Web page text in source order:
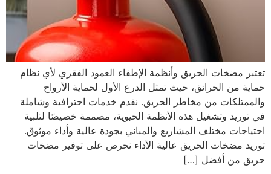
تعتبر مضخات الحريق وأنظمة الإطفاء العمود الفقري لأي نظام
حماية من الحرائق، حيث تمثل الدرع الأول لحماية الأرواح
والممتلكات من مخاطر الحريق. نقدم خدمات احترافية وشاملة
في توريد وتشغيل هذه الأنظمة الحيوية، مصممة خصيصًا لتلبية
احتياجات مختلف المشاريع والمباني بجودة عالية وأداء موثوق.
توريد مضخات الحريق عالية الأداء نحرص على توفير مضخات
حريق من أفضل […]